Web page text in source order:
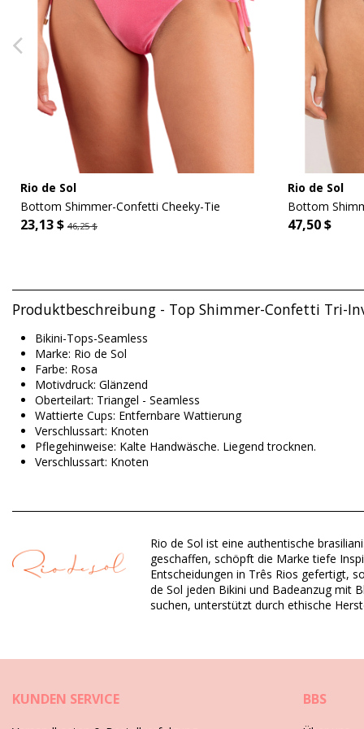
Rio de Sol
Bottom Shimmer-Confetti Cheeky-Tie
23,13 $ 46,25 $
Rio de Sol
Bottom
47,50 $
Produktbeschreibung - Top Shimmer-Confetti Tri-
Bikini-Tops-Seamless
Marke: Rio de Sol
Farbe: Rosa
Motivdruck: Glänzend
Oberteilart: Triangel - Seamless
Wattierte Cups: Entfernbare Wattierung
Verschlussart: Knoten
Pflegehinweise: Kalte Handwäsche. Liegend trocknen.
Verschlussart: Knoten
Material Oberstoff: 84% Nylon, 16% Spandex (LYCRA) -
Futter: 84% Biodegradable Nylon (AMNI SOUL ECO), 16%
UV-Schutz: UPF 50+
HS CODE: 6112.41.0010
EAN: XS (7899810253316), S (7899810253323), M
Gewicht: 55g / 0.12lb / 1.94oz
Print ist nicht exakt und kann je nach Schnitt variieren
Rio de Sol ist eine authentische
geschaffen, schöpft die Marke tiefe
Entscheidungen in Três Rios gefertigt,
de Sol jeden Bikini und Badeanzug mit
suchen, unterstützt durch ethische
KUNDEN SERVICE BBS